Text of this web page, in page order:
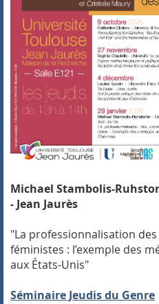
Michael Stambolis-
- Jean Jaurès
"La professionnalisation
féministes : l’exemple des
aux États-Unis"
Séminaire Jeudis du Genre